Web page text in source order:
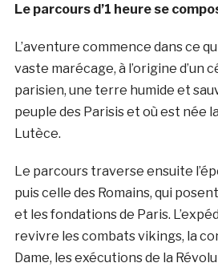
Le parcours d’1 heure se
L’aventure commence dans ce
vaste marécage, à l’origine d’un
parisien, une terre humide et
peuple des Parisis et où est née
Lutèce.
Le parcours traverse ensuite
puis celle des Romains, qui
et les fondations de Paris.
revivre les combats vikings, la
Dame, les exécutions de la